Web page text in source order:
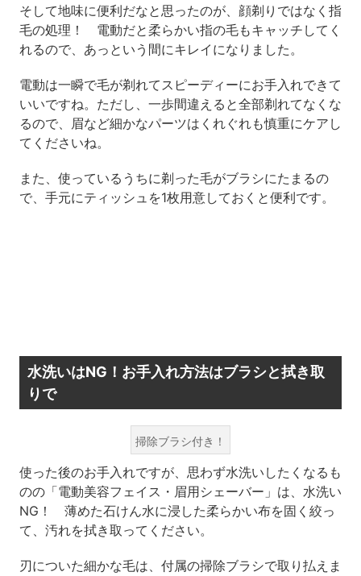
そして地味に便利だなと思ったのが、顔剃りではなく指
毛の処理！ 電動だと柔らかい指の毛もキャッチしてく
れるので、あっという間にキレイになりました。
電動は一瞬で毛が剃れてスピーディーにお手入れできて
いいですね。ただし、一歩間違えると全部剃れてなくな
るので、眉など細かなパーツはくれぐれも慎重にケアし
てくださいね。
また、使っているうちに剃った毛がブラシにたまるの
で、手元にティッシュを1枚用意しておくと便利です。
水洗いはNG！お手入れ方法はブラシと拭き取
りで
掃除ブラシ付き！
使った後のお手入れですが、思わず水洗いしたくなるも
のの「電動美容フェイス・眉用シェーバー」は、水洗い
NG！ 薄めた石けん水に浸した柔らかい布を固く絞っ
て、汚れを拭き取ってください。
刃についた細かな毛は、付属の掃除ブラシで取り払えま